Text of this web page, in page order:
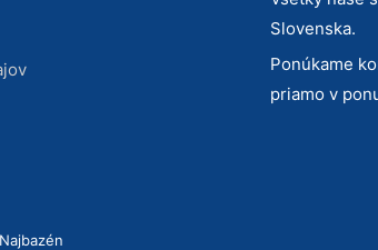
Slovenska.
Ponúkame
priamo v